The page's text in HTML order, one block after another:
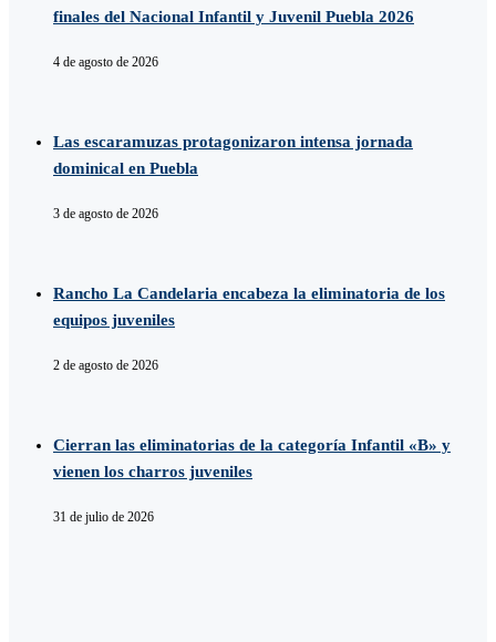
finales del Nacional Infantil y Juvenil Puebla 2026
4 de agosto de 2026
Las escaramuzas protagonizaron intensa jornada
dominical en Puebla
3 de agosto de 2026
Rancho La Candelaria encabeza la eliminatoria de los
equipos juveniles
2 de agosto de 2026
Cierran las eliminatorias de la categoría Infantil «B» y
vienen los charros juveniles
31 de julio de 2026